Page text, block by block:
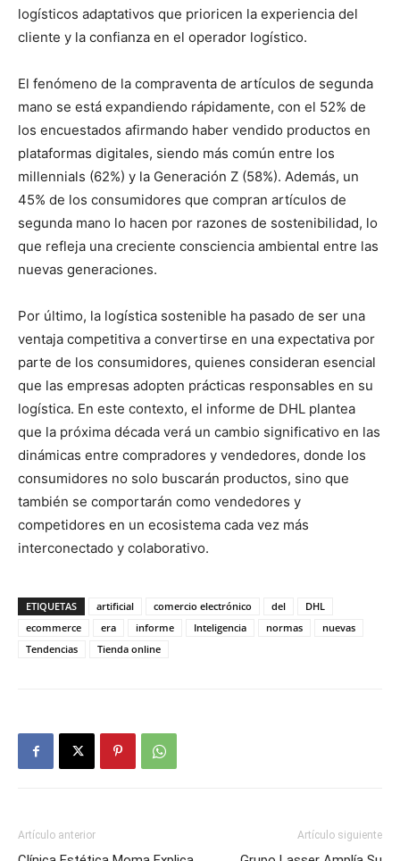
logísticos adaptativos que prioricen la experiencia del
cliente y la confianza en el operador logístico.
El fenómeno de la compraventa de artículos de segunda
mano se está expandiendo rápidamente, con el 52% de
los encuestados afirmando haber vendido productos en
plataformas digitales, siendo más común entre los
millennials (62%) y la Generación Z (58%). Además, un
45% de los consumidores que compran artículos de
segunda mano lo hacen por razones de sostenibilidad, lo
que refleja una creciente consciencia ambiental entre las
nuevas generaciones.
Por último, la logística sostenible ha pasado de ser una
ventaja competitiva a convertirse en una expectativa por
parte de los consumidores, quienes consideran esencial
que las empresas adopten prácticas responsables en su
logística. En este contexto, el informe de DHL plantea
que la próxima década verá un cambio significativo en las
dinámicas entre compradores y vendedores, donde los
consumidores no solo buscarán productos, sino que
también se comportarán como vendedores y
competidores en un ecosistema cada vez más
interconectado y colaborativo.
ETIQUETAS artificial comercio electrónico del
DHL
ecommerce
era informe Inteligencia normas
nuevas
Tendencias
Tienda online
Artículo anterior Artículo siguiente